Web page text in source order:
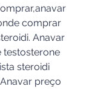
comprar
Anavar
testosterone
steroidi
preço